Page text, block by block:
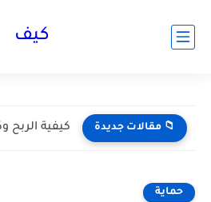
كيف
📁 مقالات جديدة
حماية